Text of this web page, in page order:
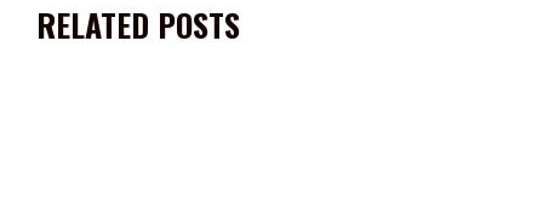
RELATED POSTS